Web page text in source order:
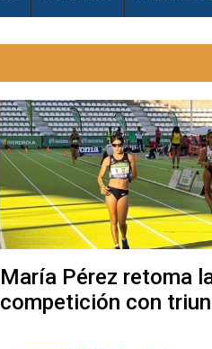
María Pérez retoma
competición con